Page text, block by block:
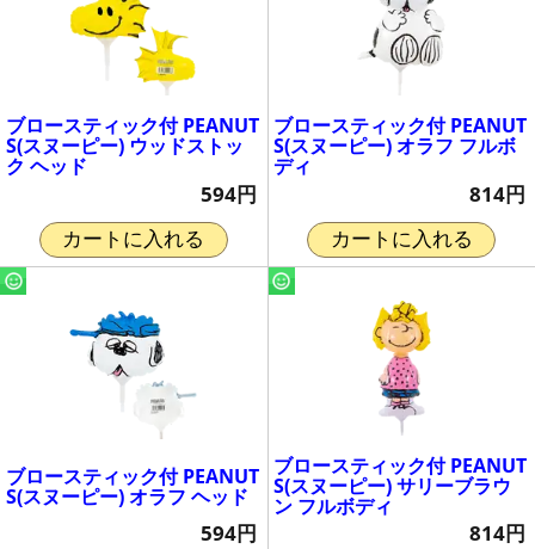
ブロースティック付 PEANUT
S(スヌーピー) ウッドストッ
ク ヘッド
594円
カートに入れる
ブロースティック付 PEANUT
S(スヌーピー) オラフ フルボ
ディ
814円
カートに入れる
ブロースティック付 PEANUT
S(スヌーピー) オラフ ヘッド
594円
ブロースティック付 PEANUT
S(スヌーピー) サリーブラウ
ン フルボディ
814円